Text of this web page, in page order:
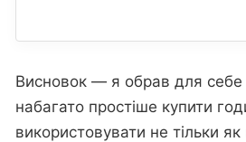
Висновок — я обрав для
набагато простіше купити
використовувати не тільки